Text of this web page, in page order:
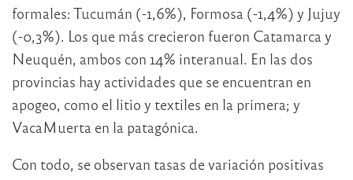
formales: Tucumán (-1,6%), Formosa (-1,4%) y Jujuy
(-0,3%). Los que más crecieron fueron Catamarca y
Neuquén, ambos con 14% interanual. En las dos
provincias hay actividades que se encuentran en
apogeo, como el litio y textiles en la primera; y
VacaMuerta en la patagónica.
Con todo, se observan tasas de variación positivas